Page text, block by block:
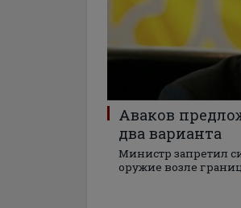
Аваков
два варианта
Министр запретил
оружие возле